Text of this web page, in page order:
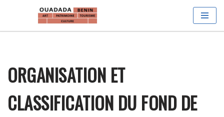
ORGANISATION ET
CLASSIFICATION DU FOND DE